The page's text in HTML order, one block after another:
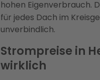
hohen Eigenverbrauch.
für jedes Dach im
unverbindlich.
Strompreise in
wirklich